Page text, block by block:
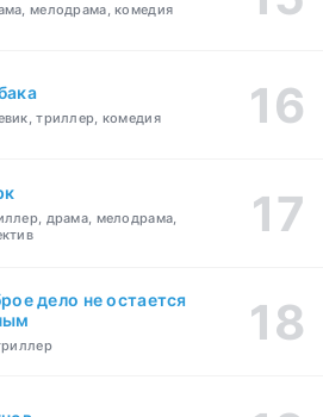
мелодрама, комедия
триллер, комедия
драма, мелодрама,
дело не остается